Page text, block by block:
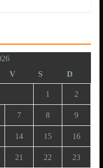
V S D
1 2
7 8 9
14 15 16
21 22 23